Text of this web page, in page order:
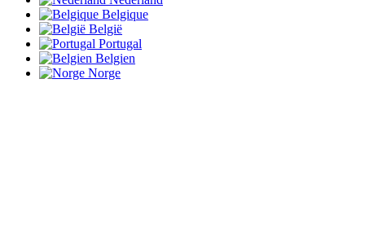
Belgique
België
Portugal
Belgien
Norge